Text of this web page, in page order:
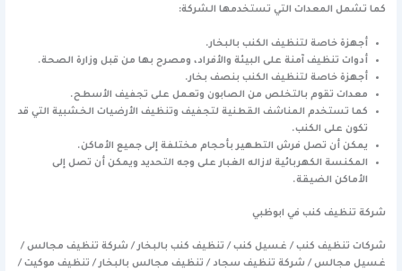
كما تشمل المعدات التي تستخدمها الشركة:
أجهزة خاصة لتنظيف الكنب بالبخار.
أدوات تنظيف آمنة على البيئة والأفراد، ومصرح بها من قبل وزارة الصحة.
أجهزة خاصة لتنظيف الكنب بنصف بخار.
معدات تقوم بالتخلص من الصابون وتعمل على تجفيف الأسطح.
كما تستخدم المناشف القطنية لتجفيف وتنظيف الأرضيات الخشبية التي قد
تكون على الكنب.
يمكن أن تصل فرش التطهير بأحجام مختلفة إلى جميع الأماكن.
المكنسة الكهربائية لازاله الغبار على وجه التحديد ويمكن أن تصل إلى
الأماكن الضيقة.
شركة تنظيف كنب في ابوظبي
شركات تنظيف كنب / غسيل كنب / تنظيف كنب بالبخار / شركة تنظيف مجالس /
غسيل مجالس / شركة تنظيف سجاد / تنظيف مجالس بالبخار / تنظيف موكيت /